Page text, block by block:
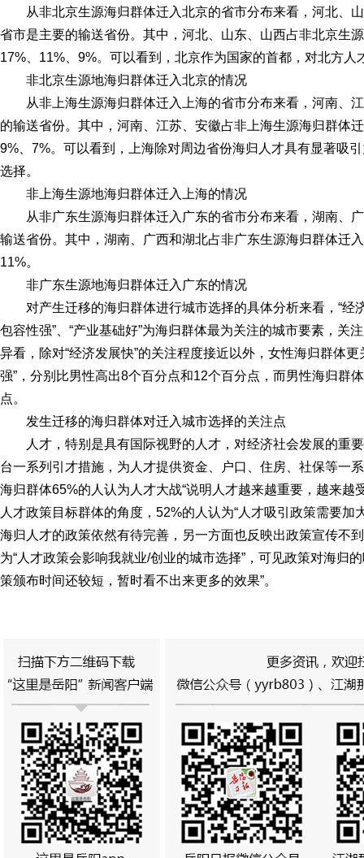
从非北京生源海归群体迁入北京的省市分布来看，河北、
省市是主要的输送省份。其中，河北、山东、山西占非北京生
17%、11%、9%。可以看到，北京作为国家的首都，对北方
非北京生源地海归群体迁入北京的情况
从非上海生源海归群体迁入上海的省市分布来看，河南、
的输送省份。其中，河南、江苏、安徽占非上海生源海归群体
9%、7%。可以看到，上海除对周边省份海归人才具有显著吸
选择。
非上海生源地海归群体迁入上海的情况
从非广东生源海归群体迁入广东的省市分布来看，湖南、
输送省份。其中，湖南、广西和湖北占非广东生源海归群体迁
11%。
非广东生源地海归群体迁入广东的情况
对产生迁移的海归群体进行城市选择的具体分析来看，“经
包容性强”、“产业基础好”为海归群体最为关注的城市要素，关
异看，除对“经济发展快”的关注程度接近以外，女性海归群体
强”，分别比男性高出8个百分点和12个百分点，而男性海归群
点。
发生迁移的海归群体对迁入城市选择的关注点
人才，特别是具有国际视野的人才，对经济社会发展的重
台一系列引才措施，为人才提供资金、户口、住房、社保等一
海归群体65%的人认为人才大战“说明人才越来越重要，越来越
人才政策目标群体的角度，52%的人认为“人才吸引政策需要
海归人才的政策依然有待完善，另一方面也反映出政策宣传不
为“人才政策会影响我就业/创业的城市选择”，可见政策对海归
策颁布时间还较短，暂时看不出来更多的效果”。